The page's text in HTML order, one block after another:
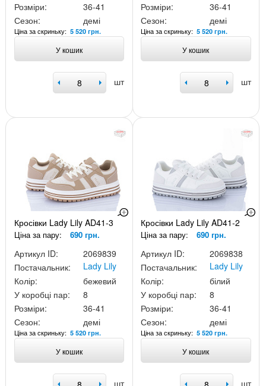
Розміри:
36-41
Сезон:
демі
Ціна за скриньку: 5 520 грн.
У кошик
шт
Розміри:
36-41
Сезон:
демі
Ціна за скриньку:5 520 грн.
У кошик
шт
Кросівки Lady Lily AD41-3
Ціна за пару: 690 грн.
Артикул ID:
2069839
Постачальник:
Lady Lily
Колір:
бежевий
У коробці пар:
8
Розміри:
36-41
Сезон:
демі
Ціна за скриньку: 5 520 грн.
У кошик
шт
Кросівки Lady Lily AD41-2
Ціна за пару: 690 грн.
Артикул ID:
2069838
Постачальник:
Lady Lily
Колір:
білий
У коробці пар:
8
Розміри:
36-41
Сезон:
демі
Ціна за скриньку:5 520 грн.
У кошик
шт